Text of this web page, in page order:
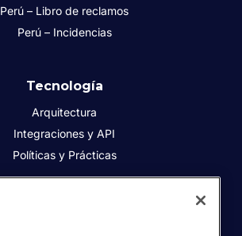
Perú – Libro de reclamos
Perú – Incidencias
Tecnología
Arquitectura
Integraciones y API
Políticas y Prácticas